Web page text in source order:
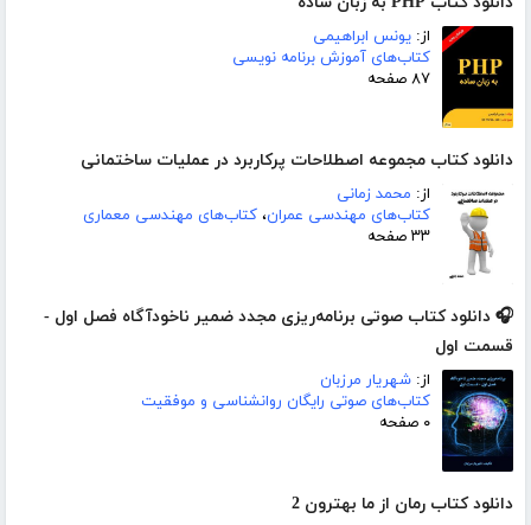
از: یونس ابراهیمی
کتاب‌های آموزش برنامه نویسی
۸۷ صفحه
دانلود کتاب مجموعه اصطلاحات پرکاربرد در عملیات ساختمانی
از: محمد زمانی
کتاب‌های مهندسی عمران، کتاب‌های مهندسی معماری
۳۳ صفحه
🎧 دانلود کتاب صوتی برنامه‌ریزی مجدد ضمیر ناخودآگاه فصل اول -
قسمت اول
از: شهریار مرزبان
کتاب‌های صوتی رایگان روانشناسی و موفقیت
۰ صفحه
دانلود کتاب رمان از ما بهترون 2